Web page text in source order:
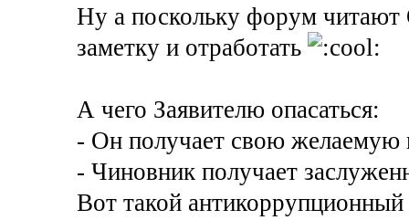
Ну а поскольку форум читают
заметку и отработать
А чего Заявителю опасаться:
- Он получает свою желаемую
- Чиновник получает
Вот такой